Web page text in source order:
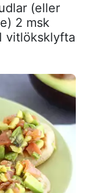
(eller
2 msk
vitlöksklyfta